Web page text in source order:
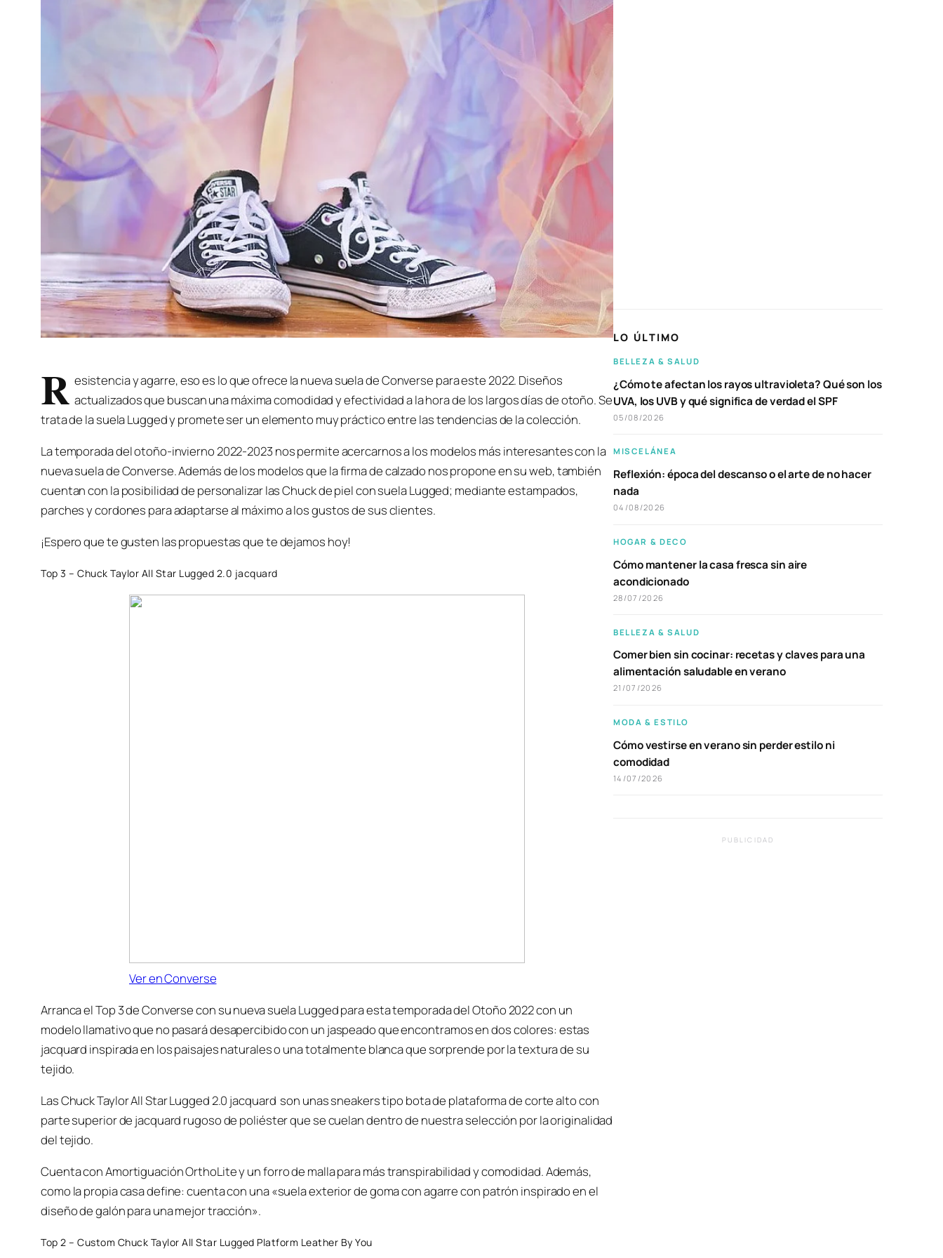
R esistencia y agarre, eso es lo que ofrece la nueva suela de Converse para este 2022. Diseños
actualizados que buscan una máxima comodidad y efectividad a la hora de los largos días de otoño. Se
trata de la suela Lugged y promete ser un elemento muy práctico entre las tendencias de la colección.
La temporada del otoño-invierno 2022-2023 nos permite acercarnos a los modelos más interesantes con la
nueva suela de Converse. Además de los modelos que la firma de calzado nos propone en su web, también
cuentan con la posibilidad de personalizar las Chuck de piel con suela Lugged; mediante estampados,
parches y cordones para adaptarse al máximo a los gustos de sus clientes.
¡Espero que te gusten las propuestas que te dejamos hoy!
Top 3 – Chuck Taylor All Star Lugged 2.0 jacquard
Ver en Converse
Arranca el Top 3 de Converse con su nueva suela Lugged para esta temporada del Otoño 2022 con un
modelo llamativo que no pasará desapercibido con un jaspeado que encontramos en dos colores: estas
jacquard inspirada en los paisajes naturales o una totalmente blanca que sorprende por la textura de su
tejido.
Las Chuck Taylor All Star Lugged 2.0 jacquard son unas sneakers tipo bota de plataforma de corte alto con
parte superior de jacquard rugoso de poliéster que se cuelan dentro de nuestra selección por la originalidad
del tejido.
Cuenta con Amortiguación OrthoLite y un forro de malla para más transpirabilidad y comodidad. Además,
como la propia casa define: cuenta con una «suela exterior de goma con agarre con patrón inspirado en el
diseño de galón para una mejor tracción».
Top 2 – Custom Chuck Taylor All Star Lugged Platform Leather By You
LO ÚLTIMO
BELLEZA & SALUD
¿Cómo te afectan los rayos ultravioleta? Qué son los
UVA, los UVB y qué significa de verdad el SPF
05/08/2026
MISCELÁNEA
Reflexión: época del descanso o el arte de no hacer
nada
04/08/2026
HOGAR & DECO
Cómo mantener la casa fresca sin aire
acondicionado
28/07/2026
BELLEZA & SALUD
Comer bien sin cocinar: recetas y claves para una
alimentación saludable en verano
21/07/2026
MODA & ESTILO
Cómo vestirse en verano sin perder estilo ni
comodidad
14/07/2026
PUBLICIDAD